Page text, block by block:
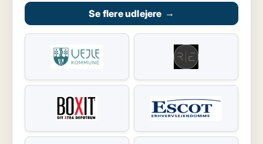
Se flere udlejere →